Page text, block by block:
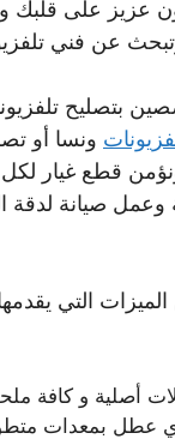
عزيز على قلبك
عن فني
بتصليح
ونسا أو
قطع غيار لكل
صيانة لدقة
التي
أصلية و كافة
عطل بمعدات